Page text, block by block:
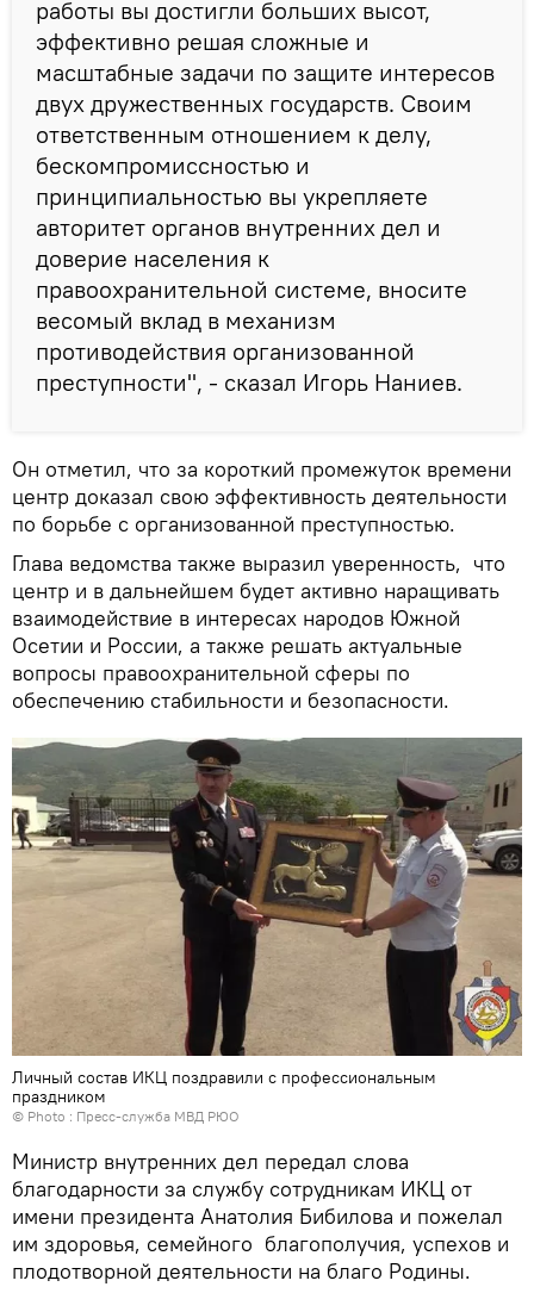
работы вы достигли больших высот,
эффективно решая сложные и
масштабные задачи по защите интересов
двух дружественных государств. Своим
ответственным отношением к делу,
бескомпромиссностью и
принципиальностью вы укрепляете
авторитет органов внутренних дел и
доверие населения к
правоохранительной системе, вносите
весомый вклад в механизм
противодействия организованной
преступности", - сказал Игорь Наниев.
Он отметил, что за короткий промежуток времени
центр доказал свою эффективность деятельности
по борьбе с организованной преступностью.
Глава ведомства также выразил уверенность, что
центр и в дальнейшем будет активно наращивать
взаимодействие в интересах народов Южной
Осетии и России, а также решать актуальные
вопросы правоохранительной сферы по
обеспечению стабильности и безопасности.
Личный состав ИКЦ поздравили с профессиональным
праздником
© Photo : Пресс-служба МВД РЮО
Министр внутренних дел передал слова
благодарности за службу сотрудникам ИКЦ от
имени президента Анатолия Бибилова и пожелал
им здоровья, семейного благополучия, успехов и
плодотворной деятельности на благо Родины.